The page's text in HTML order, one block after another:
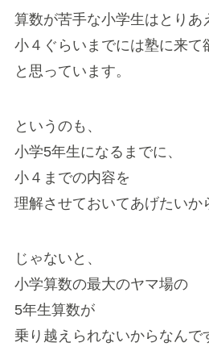
算数が苦手な小学生はとりあ
小４ぐらいまでには塾に来て
と思っています。
というのも、
小学5年生になるまでに、
小４までの内容を
理解させておいてあげたいか
じゃないと、
小学算数の最大のヤマ場の
5年生算数が
乗り越えられないからなんで